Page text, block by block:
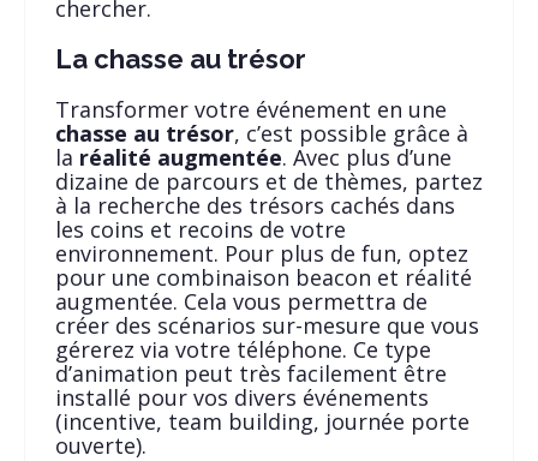
chercher.
La chasse au trésor
Transformer votre événement en une
chasse au trésor, c’est possible grâce à
la réalité augmentée. Avec plus d’une
dizaine de parcours et de thèmes, partez
à la recherche des trésors cachés dans
les coins et recoins de votre
environnement. Pour plus de fun, optez
pour une combinaison beacon et réalité
augmentée. Cela vous permettra de
créer des scénarios sur-mesure que vous
gérerez via votre téléphone. Ce type
d’animation peut très facilement être
installé pour vos divers événements
(incentive, team building, journée porte
ouverte).